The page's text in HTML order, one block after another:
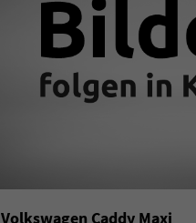
Volkswagen Caddy Maxi